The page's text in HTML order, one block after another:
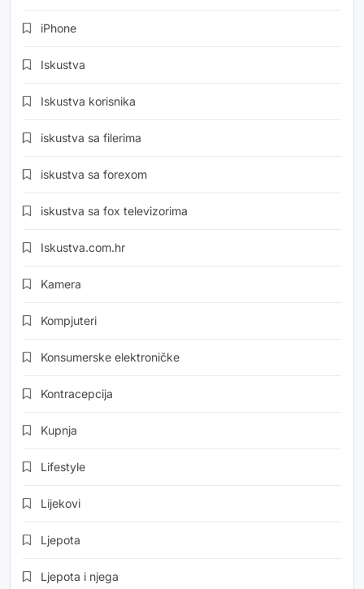
iPhone
Iskustva
Iskustva korisnika
iskustva sa filerima
iskustva sa forexom
iskustva sa fox televizorima
Iskustva.com.hr
Kamera
Kompjuteri
Konsumerske elektroničke
Kontracepcija
Kupnja
Lifestyle
Lijekovi
Ljepota
Ljepota i njega